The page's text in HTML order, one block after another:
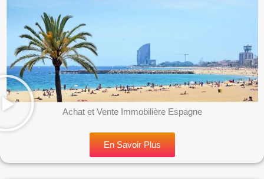
Achat et Vente Immobilière Espagne
En Savoir Plus